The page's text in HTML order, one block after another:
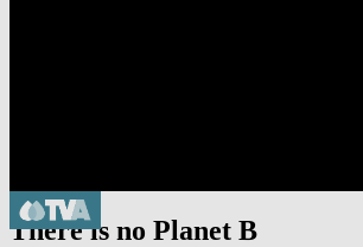
There is no Planet B